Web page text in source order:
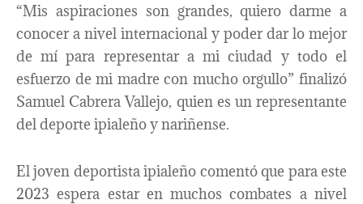
“Mis aspiraciones son grandes, quiero darme a
conocer a nivel internacional y poder dar lo mejor
de mí para representar a mi ciudad y todo el
esfuerzo de mi madre con mucho orgullo” finalizó
Samuel Cabrera Vallejo, quien es un representante
del deporte ipialeño y nariñense.
El joven deportista ipialeño comentó que para este
2023 espera estar en muchos combates a nivel